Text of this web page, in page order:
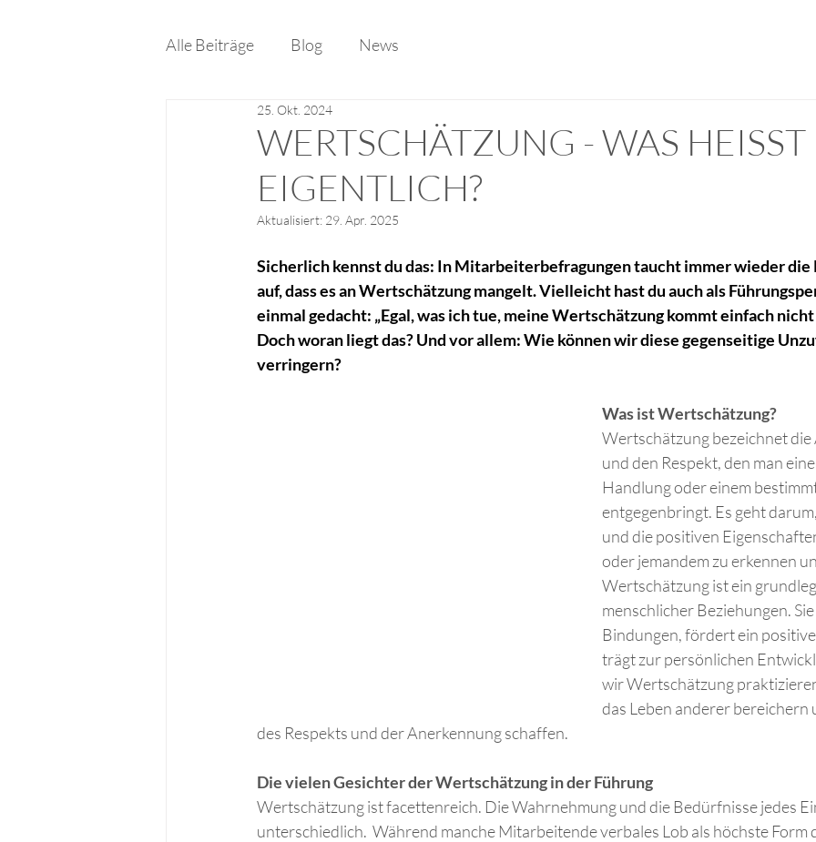
Alle Beiträge Blog News
WERTSCHÄTZUNG - WAS HEISST
EIGENTLICH?
25. Okt. 2024
Aktualisiert: 29. Apr. 2025
Sicherlich kennst du das: In Mitarbeiterbefragungen taucht immer wieder die
auf, dass es an Wertschätzung mangelt. Vielleicht hast du auch als
einmal gedacht: „Egal, was ich tue, meine Wertschätzung kommt einfach nicht
Doch woran liegt das? Und vor allem: Wie können wir diese gegenseitige
verringern?
Was ist Wertschätzung?
Wertschätzung bezeichnet
und den Respekt, den man
Handlung oder einem
entgegenbringt. Es geht
und die positiven
oder jemandem zu erkennen
Wertschätzung ist ein
menschlicher Beziehungen.
Bindungen, fördert ein
trägt zur persönlichen
wir Wertschätzung
das Leben anderer bereichern
des Respekts und der Anerkennung schaffen.
Die vielen Gesichter der Wertschätzung in der Führung
Wertschätzung ist facettenreich. Die Wahrnehmung und die Bedürfnisse jedes
unterschiedlich.  Während manche Mitarbeitende verbales Lob als höchste Form